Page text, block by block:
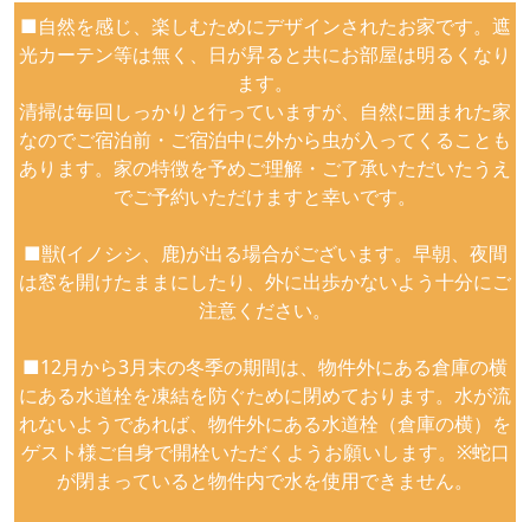
■自然を感じ、楽しむためにデザインされたお家です。遮
光カーテン等は無く、日が昇ると共にお部屋は明るくなり
ます。
清掃は毎回しっかりと行っていますが、自然に囲まれた家
なのでご宿泊前・ご宿泊中に外から虫が入ってくることも
あります。家の特徴を予めご理解・ご了承いただいたうえ
でご予約いただけますと幸いです。
■獣(イノシシ、鹿)が出る場合がございます。早朝、夜間
は窓を開けたままにしたり、外に出歩かないよう十分にご
注意ください。
■12月から3月末の冬季の期間は、物件外にある倉庫の横
にある水道栓を凍結を防ぐために閉めております。水が流
れないようであれば、物件外にある水道栓（倉庫の横）を
ゲスト様ご自身で開栓いただくようお願いします。※蛇口
が閉まっていると物件内で水を使用できません。